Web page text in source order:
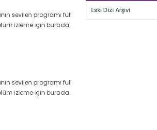
sevilen programı full
izleme için burada.
sevilen programı full
izleme için burada.
Eski Dizi Arşivi